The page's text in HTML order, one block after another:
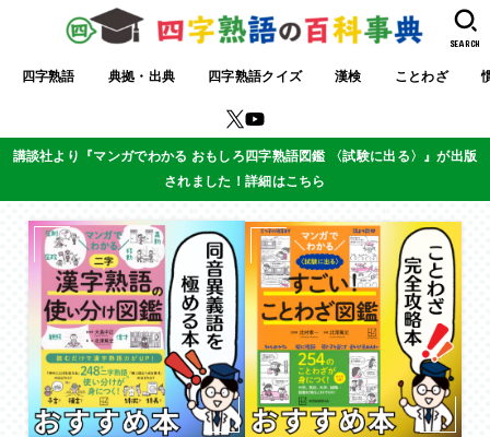
四字熟語 典拠・出典 四字熟語クイズ 漢検 ことわざ
SEARCH
講談社より『マンガでわかる おもしろ四字熟語図鑑 〈試験に出る〉』が出版
されました！詳細はこちら